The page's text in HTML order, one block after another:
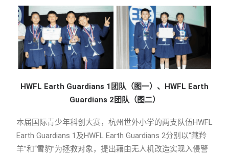
HWFL Earth Guardians 1 团队（图一）、HWFL Earth
Guardians 2团队（图二）
本届国际青少年科创大赛，杭州世外小学的两支队伍HWFL
Earth Guardians 1及HWFL Earth Guardians 2分别以“藏羚
羊”和“雪豹”为拯救对象，提出藉由无人机改造实现入侵警